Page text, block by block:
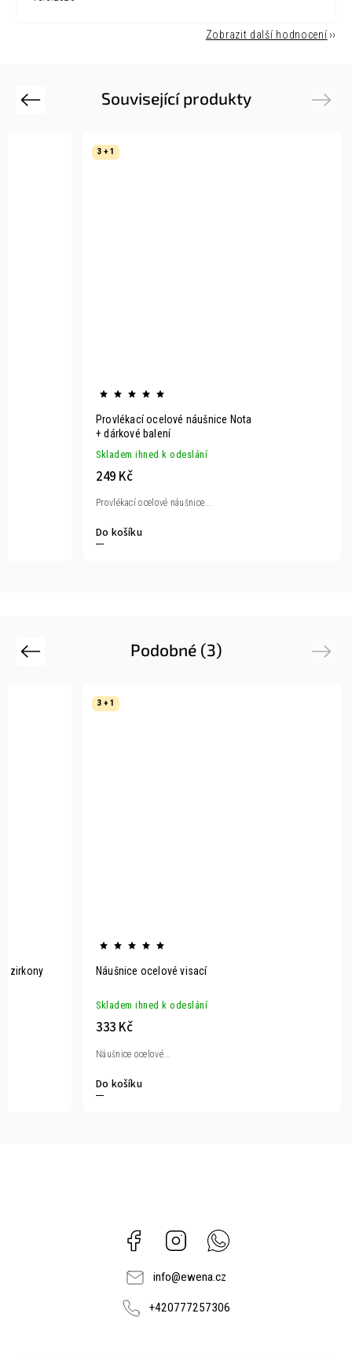
Zobrazit další hodnocení
Související produkty
Previous
3 + 1
Provlékací ocelové náušnice Nota
+ dárkové balení
Skladem ihned k odeslání
249 Kč
Do košíku
Provlékací ocelové náušnice...
Next
Podobné (3)
Previous
zirkony
3 + 1
Náušnice ocelové visací
Skladem ihned k odeslání
333 Kč
Do košíku
Náušnice ocelové...
Next
Facebook Instagram
info@ewena.cz
+420777257306